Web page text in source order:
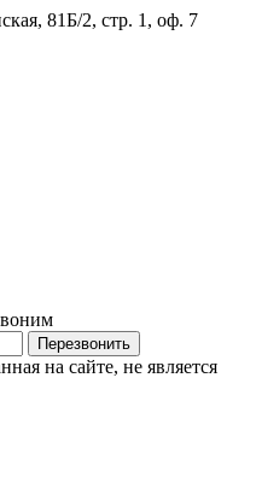
81Б/2, стр. 1, оф. 7
Перезвонить
на сайте, не является